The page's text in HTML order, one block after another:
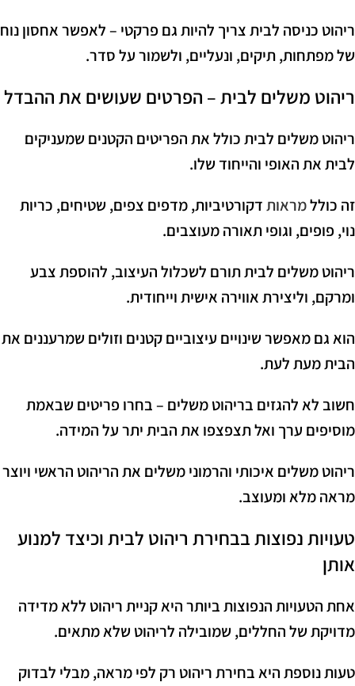
ריהוט כניסה לבית צריך להיות גם פרקטי – לאפשר אחסון נוח
של מפתחות, תיקים, ונעליים, ולשמור על סדר.
ריהוט משלים לבית – הפרטים שעושים את ההבדל
ריהוט משלים לבית כולל את הפריטים הקטנים שמעניקים
לבית את האופי והייחוד שלו.
זה כוללמראותדקורטיביות, מדפים צפים, שטיחים, כריות
נוי, פופים, וגופי תאורה מעוצבים.
ריהוט משלים לבית תורם לשכלול העיצוב, להוספת צבע
ומרקם, וליצירת אווירה אישית וייחודית.
הוא גם מאפשר שינויים עיצוביים קטנים וזולים שמרעננים את
הבית מעת לעת.
חשוב לא להגזים בריהוט משלים – בחרו פריטים שבאמת
מוסיפים ערך ואל תצפצפו את הבית יתר על המידה.
ריהוט משלים איכותי והרמוני משלים את הריהוט הראשי ויוצר
מראה מלא ומעוצב.
טעויות נפוצות בבחירת ריהוט לבית וכיצד למנוע
אותן
אחת הטעויות הנפוצות ביותר היא קניית ריהוט ללא מדידה
מדויקת של החללים, שמובילה לריהוט שלא מתאים.
טעות נוספת היא בחירת ריהוט רק לפי מראה, מבלי לבדוק